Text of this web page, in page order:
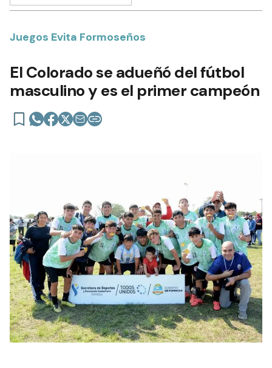
Juegos Evita Formoseños
El Colorado se adueñó del fútbol
masculino y es el primer campeón